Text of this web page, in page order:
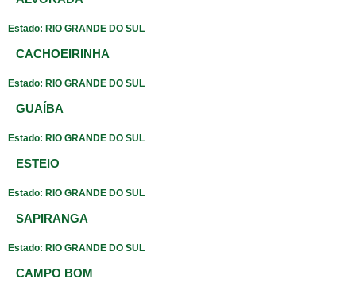
Estado: RIO GRANDE DO SUL
CACHOEIRINHA
Estado: RIO GRANDE DO SUL
GUAÍBA
Estado: RIO GRANDE DO SUL
ESTEIO
Estado: RIO GRANDE DO SUL
SAPIRANGA
Estado: RIO GRANDE DO SUL
CAMPO BOM